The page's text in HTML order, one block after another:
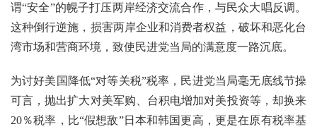
谓“安全”的幌子打压两岸经济交流合作，与民众大唱反调。
这种倒行逆施，损害两岸企业和消费者权益，破坏和恶化台
湾市场和营商环境，致使民进党当局的满意度一路沉底。
为讨好美国降低“对等关税”税率，民进党当局毫无底线节操
可言，抛出扩大对美军购、台积电增加对美投资等，却换来
20％税率，比“假想敌”日本和韩国更高，更是在原有税率基